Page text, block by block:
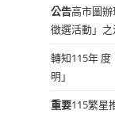
公告高市圖
徵選活動」
轉知115年
明」
重要115繁星